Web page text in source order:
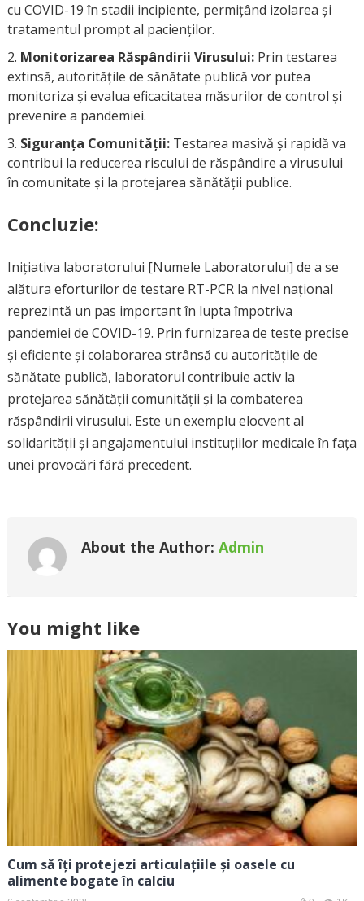
cu COVID-19 în stadii incipiente, permițând izolarea și
tratamentul prompt al pacienților.
Monitorizarea Răspândirii Virusului:Prin testarea
extinsă, autoritățile de sănătate publică vor putea
monitoriza și evalua eficacitatea măsurilor de control și
prevenire a pandemiei.
Siguranța Comunității:Testarea masivă și rapidă va
contribui la reducerea riscului de răspândire a virusului
în comunitate și la protejarea sănătății publice.
Concluzie:
Inițiativa laboratorului [Numele Laboratorului] de a se
alătura eforturilor de testare RT-PCR la nivel național
reprezintă un pas important în lupta împotriva
pandemiei de COVID-19. Prin furnizarea de teste precise
și eficiente și colaborarea strânsă cu autoritățile de
sănătate publică, laboratorul contribuie activ la
protejarea sănătății comunității și la combaterea
răspândirii virusului. Este un exemplu elocvent al
solidarității și angajamentului instituțiilor medicale în fața
unei provocări fără precedent.
About the Author: Admin
You might like
Cum să îți protejezi articulațiile și oasele cu
alimente bogate în calciu